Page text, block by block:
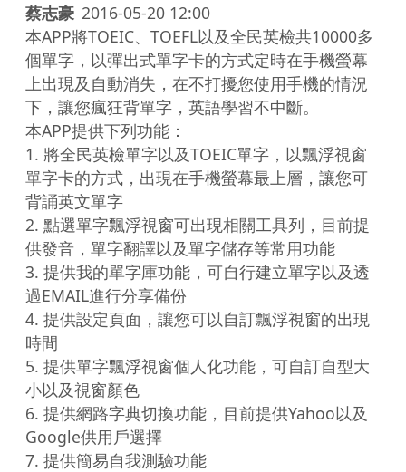
蔡志豪 2016-05-20 12:00
本APP將TOEIC、TOEFL以及全民英檢共10000多
個單字，以彈出式單字卡的方式定時在手機螢幕
上出現及自動消失，在不打擾您使用手機的情況
下，讓您瘋狂背單字，英語學習不中斷。
本APP提供下列功能：
1. 將全民英檢單字以及TOEIC單字，以飄浮視窗
單字卡的方式，出現在手機螢幕最上層，讓您可
背誦英文單字
2. 點選單字飄浮視窗可出現相關工具列，目前提
供發音，單字翻譯以及單字儲存等常用功能
3. 提供我的單字庫功能，可自行建立單字以及透
過EMAIL進行分享備份
4. 提供設定頁面，讓您可以自訂飄浮視窗的出現
時間
5. 提供單字飄浮視窗個人化功能，可自訂自型大
小以及視窗顏色
6. 提供網路字典切換功能，目前提供Yahoo以及
Google供用戶選擇
7. 提供簡易自我測驗功能